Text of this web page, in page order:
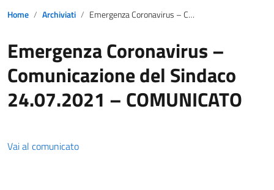
Home Archiviati Emergenza Coronavirus – Comunicazione del Sindaco 24.07.2021 – COMUNICATO
Emergenza Coronavirus –
Comunicazione del Sindaco
24.07.2021 – COMUNICATO
Vai al comunicato